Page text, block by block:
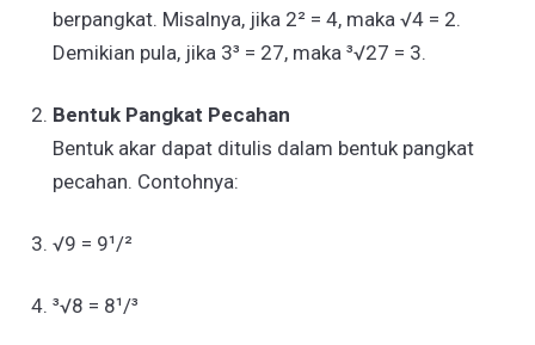
berpangkat. Misalnya, jika 2² = 4, maka √4 = 2.
Demikian pula, jika 3³ = 27, maka ³√27 = 3.
Bentuk Pangkat Pecahan
Bentuk akar dapat ditulis dalam bentuk pangkat
pecahan. Contohnya:
√9 = 9¹/²
³√8 = 8¹/³